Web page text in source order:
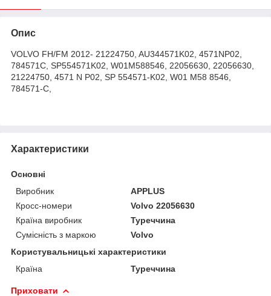
Опис
VOLVO FH/FM 2012- 21224750, AU344571K02, 4571NP02,
784571C, SP554571K02, W01M588546, 22056630, 22056630,
21224750, 4571 N P02, SP 554571-K02, W01 M58 8546,
784571-C,
Характеристики
Основні
Виробник
APPLUS
Кросс-номери
Volvo 22056630
Країна виробник
Туреччина
Сумісність з маркою
Volvo
Користувальницькі характеристики
Країна
Туреччина
Приховати